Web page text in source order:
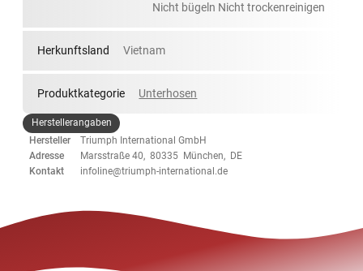
Nicht bügeln Nicht trockenreinigen
Herkunftsland Vietnam
Produktkategorie Unterhosen
Herstellerangaben
Hersteller
Triumph International GmbH
Adresse
Marsstraße 40, 80335 München, DE
Kontakt
infoline@triumph-international.de